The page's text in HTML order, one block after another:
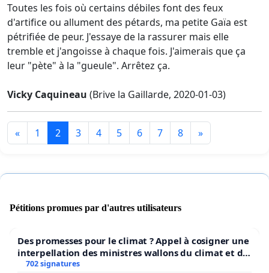
Toutes les fois où certains débiles font des feux
d'artifice ou allument des pétards, ma petite Gaïa est
pétrifiée de peur. J'essaye de la rassurer mais elle
tremble et j'angoisse à chaque fois. J'aimerais que ça
leur "pète" à la "gueule". Arrêtez ça.
Vicky Caquineau (Brive la Gaillarde, 2020-01-03)
« 1 2 3 4 5 6 7 8 »
Pétitions promues par d'autres utilisateurs
Des promesses pour le climat ? Appel à cosigner une
interpellation des ministres wallons du climat et de
l’environnement.
702 signatures